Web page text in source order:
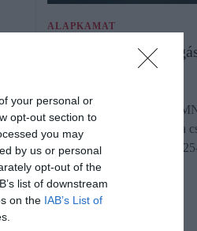
your personal or
opt-out section to
you may
by us or personal
opt-out of the
list of downstream
on the IAB’s List of
ALAPKAMAT
Itt az újabb
A Magyar Nemzeti Bank
bázisponttal 5,75 százalékra
a kamatfolyosó két széle is
rectangle